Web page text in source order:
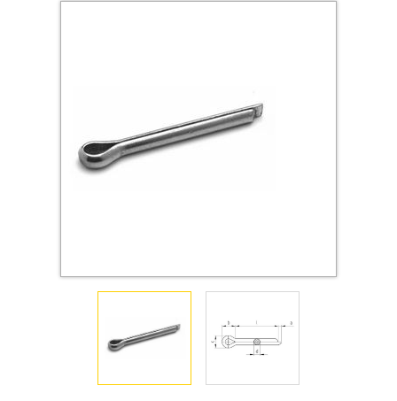
Заклепки (Гайки-Заклепки)
Инструмент
Крюки, кольца с шурупной резьбой
Оснастка и аксессуары для яхт